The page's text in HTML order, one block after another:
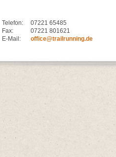
Telefon:
07221 65485
Fax:
07221 801621
E-Mail:
office@trailrunning.de